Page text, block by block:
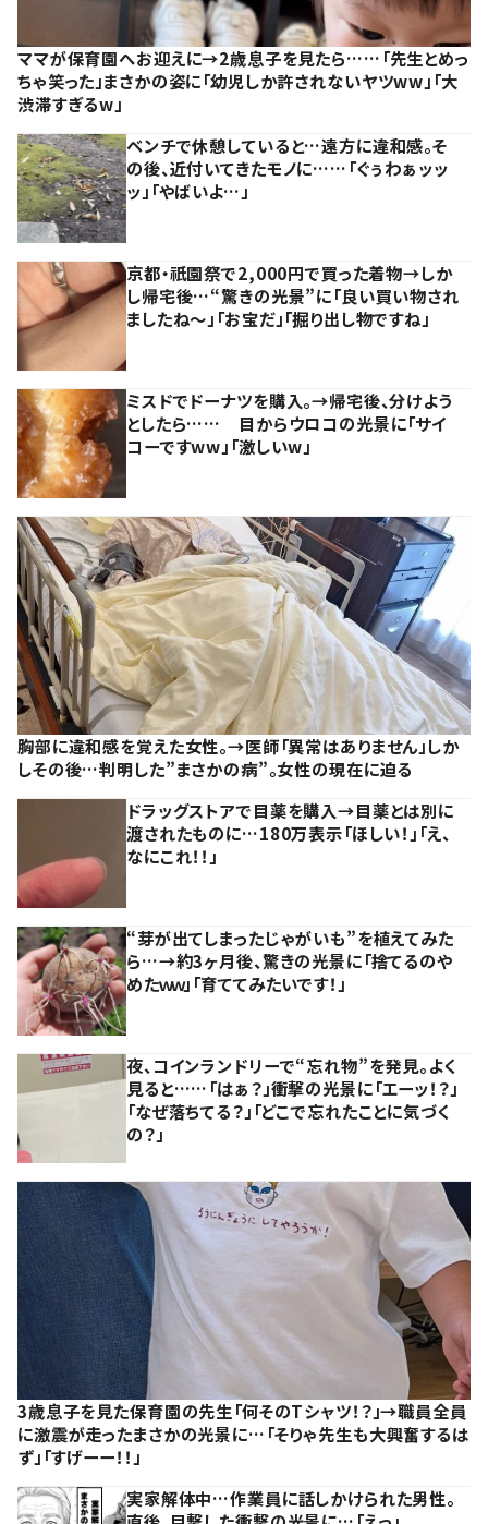
ママが保育園へお迎えに→2歳息子を見たら……「先生とめっ
ちゃ笑った」まさかの姿に「幼児しか許されないヤツww」「大
渋滞すぎるw」
ベンチで休憩していると…遠方に違和感。そ
の後、近付いてきたモノに……「ぐぅわぁッッ
ッ」「やばいよ…」
京都・祇園祭で2,000円で買った着物→しか
し帰宅後…“驚きの光景”に「良い買い物され
ましたね～」「お宝だ」「掘り出し物ですね」
ミスドでドーナツを購入。→帰宅後、分けよう
としたら…… 目からウロコの光景に「サイ
コーですww」「激しいw」
胸部に違和感を覚えた女性。→医師「異常はありません」しか
しその後…判明した”まさかの病”。女性の現在に迫る
ドラッグストアで目薬を購入→目薬とは別に
渡されたものに…180万表示「ほしい！」「え、
なにこれ！！」
“芽が出てしまったじゃがいも”を植えてみた
ら…→約3ヶ月後、驚きの光景に「捨てるのや
めたｗｗ」「育ててみたいです！」
夜、コインランドリーで“忘れ物”を発見。よく
見ると……「はぁ？」衝撃の光景に「エーッ！？」
「なぜ落ちてる？」「どこで忘れたことに気づく
の？」
3歳息子を見た保育園の先生「何そのTシャツ！？」→職員全員
に激震が走ったまさかの光景に…「そりゃ先生も大興奮するは
ず」「すげーー！！」
実家解体中…作業員に話しかけられた男性。